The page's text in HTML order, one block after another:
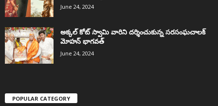
June 24, 2024
అక్కల్‌ కోట్‌ స్వామి వారిని దర్శించుకున్న సరసంఘచాలక్
మోహన్ భాగవత్
June 24, 2024
POPULAR CATEGORY